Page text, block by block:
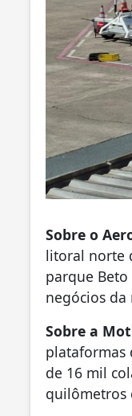
Sobre o
litoral norte
parque
negócios da
Sobre a
plataformas
de 16 mil
quilômetros